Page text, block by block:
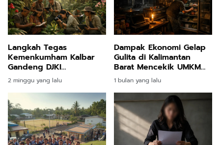
Langkah Tegas
Kemenkumham Kalbar
Gandeng DJKI
Inventarisasi Sumber
Daya Genetik demi
Lindungi Kekayaan
Komunal
2 minggu yang lalu
Dampak Ekonomi Gelap
Gulita di Kalimantan
Barat Mencekik UMKM
dan Tuntutan Ganti Rugi
Pelayanan Kelistrikan
1 bulan yang lalu